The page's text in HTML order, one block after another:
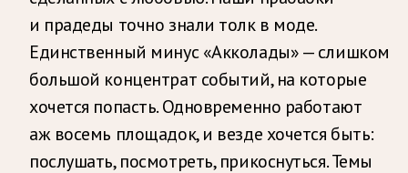
и прадеды точно знали толк в моде.
Единственный минус «Акколады» — слишком
большой концентрат событий, на которые
хочется попасть. Одновременно работают
аж восемь площадок, и везде хочется быть:
послушать, посмотреть, прикоснуться. Темы